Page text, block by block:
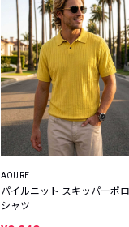
AOURE
パイルニット スキッパーポロ
シャツ